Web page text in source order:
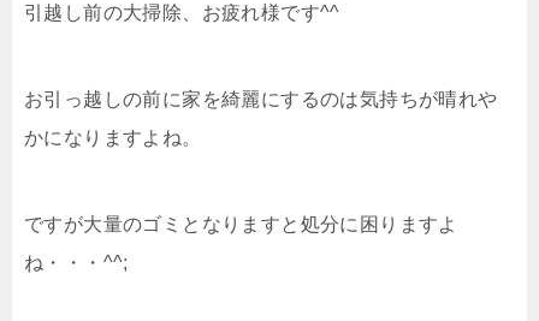
引越し前の大掃除、お疲れ様です^^
お引っ越しの前に家を綺麗にするのは気持ちが晴れや
かになりますよね。
ですが大量のゴミとなりますと処分に困りますよ
ね・・・^^;